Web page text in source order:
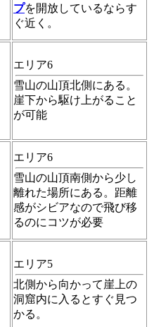
プを開放しているならす
ぐ近く。
エリア6
雪山の山頂北側にある。
崖下から駆け上がること
が可能
エリア6
雪山の山頂南側から少し
離れた場所にある。距離
感がシビアなので飛び移
るのにコツが必要
エリア5
北側から向かって崖上の
洞窟内に入るとすぐ見つ
かる。